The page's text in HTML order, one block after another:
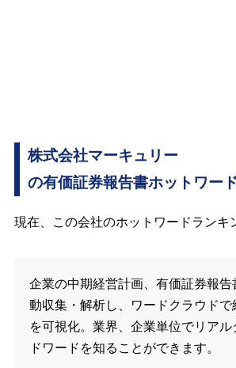
株式会社マーキュリー
の有価証券報告書ホットワー
現在、この会社のホットワードランキ
企業の中期経営計画、有価証券報告
動収集・解析し、ワードクラウドで
を可視化。業界、企業単位でリア
ドワードを知ることができます。